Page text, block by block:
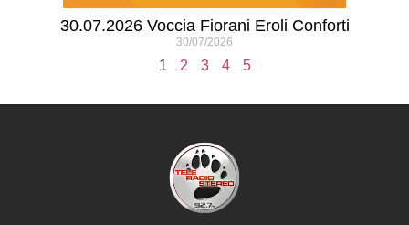
30.07.2026 Voccia Fiorani Eroli Conforti
30/07/2026
1 2 3 4 5